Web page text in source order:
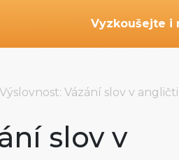
Vyzkoušejte i
Výslovnost: Vázání slov v
slov v